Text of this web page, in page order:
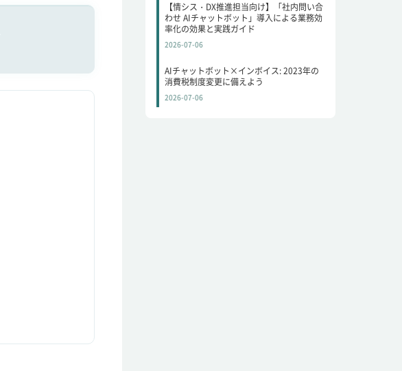
【情シス・DX推進担当向け】「社内問い合
わせ AIチャットボット」導入による業務効
率化の効果と実践ガイド
2026-07-06
AIチャットボット×インボイス: 2023年の
消費税制度変更に備えよう
2026-07-06